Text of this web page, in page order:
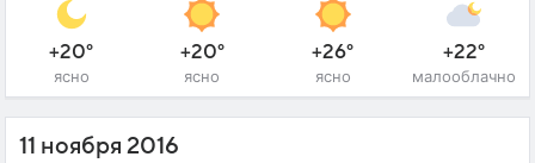
+20°
ясно
+20°
ясно
+26°
ясно
+22°
малооблачно
11 ноября 2016